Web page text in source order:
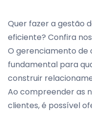
Quer fazer a gestão
eficiente? Confira
O gerenciamento de
fundamental para
construir
Ao compreender as
clientes, é possível